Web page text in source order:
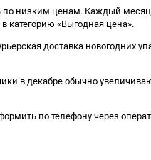
низким ценам. Каждый
категорию «Выгодная цена».
доставка новогодних
в декабре обычно
по телефону через